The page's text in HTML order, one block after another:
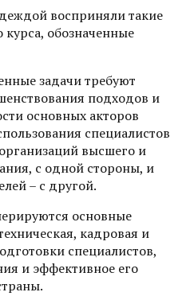
восприняли такие
курса, обозначенные
задачи требуют
подходов и
основных акторов
специалистов
высшего и
с одной стороны, и
– с другой.
основные
кадровая и
специалистов,
и эффективное его